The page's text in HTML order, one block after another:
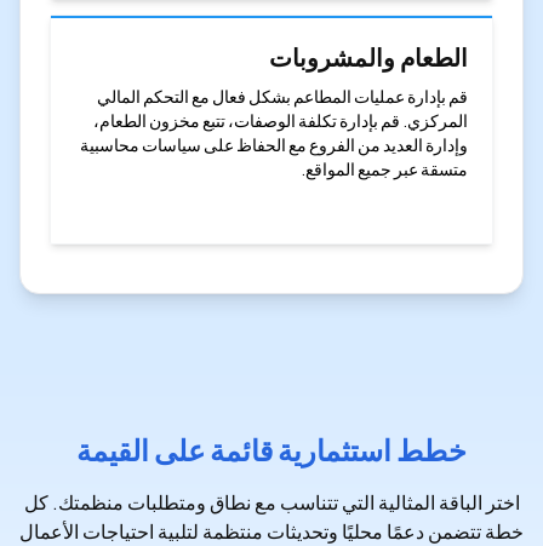
الطعام والمشروبات
قم بإدارة عمليات المطاعم بشكل فعال مع التحكم المالي
المركزي. قم بإدارة تكلفة الوصفات، تتبع مخزون الطعام،
وإدارة العديد من الفروع مع الحفاظ على سياسات محاسبية
متسقة عبر جميع المواقع.
خطط استثمارية قائمة على القيمة
اختر الباقة المثالية التي تتناسب مع نطاق ومتطلبات منظمتك. كل
خطة تتضمن دعمًا محليًا وتحديثات منتظمة لتلبية احتياجات الأعمال